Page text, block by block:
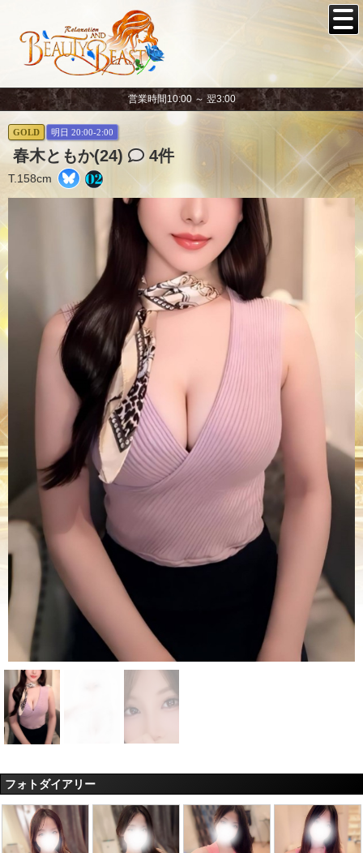
営業時間10:00 ～ 翌3:00
GOLD 明日 20:00-2:00
春木ともか(24) 4件
T.158cm
フォトダイアリー